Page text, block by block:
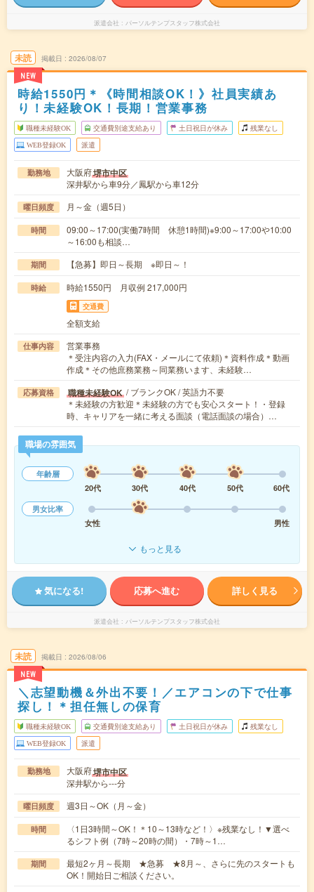
派遣会社 パーソルテンプスタッフ株式会社
未読
NEW
掲載日 2026/08/07
時給1550円＊《時間相談OK！》社員実績あ
り！未経験OK！長期！営業事務
職種未経験OK 交通費別途支給あり 土日祝日が休み 残業なし
WEB登録OK 派遣
勤務地 大阪府堺市中区
深井駅から車9分／鳳駅から車12分
曜日頻度 月～金（週5日）
時間
09:00～17:00(実働7時間 休憩1時間)※9:00～17:00や10:00
～16:00も相談…
期間 【急募】即日～長期 ※即日～！
時給 時給1550円 月収例 217,000円
交通費
全額支給
仕事内容
営業事務
＊受注内容の入力(FAX・メールにて依頼)＊資料作成＊動画
作成＊その他庶務業務～同業務います、未経験…
応募資格 職種未経験OK / ブランクOK / 英語力不要
＊未経験の方歓迎＊未経験の方でも安心スタート！・登録
時、キャリアを一緒に考える面談（電話面談の場合）…
職場の雰囲気
年齢層
20代
30代 40代 50代
60代
男女比率
女性
男性
もっと見る
気になる! 応募へ進む 詳しく見る
派遣会社 パーソルテンプスタッフ株式会社
未読
NEW
掲載日 2026/08/06
＼志望動機＆外出不要！／エアコンの下で仕事
探し！＊担任無しの保育
職種未経験OK 交通費別途支給あり 土日祝日が休み 残業なし
WEB登録OK 派遣
勤務地 大阪府堺市中区
深井駅から---分
曜日頻度 週3日～OK（月～金）
時間
〈1日3時間～OK！＊10～13時など！〉※残業なし！▼選べ
るシフト例（7時～20時の間）・7時～1…
期間
最短2ヶ月～長期 ★急募 ★8月～、さらに先のスタートも
OK！開始日ご相談ください。